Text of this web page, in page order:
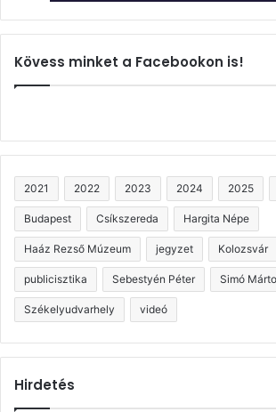
Kövess minket a Facebookon is!
2021 2022 2023 2024 2025
Budapest Csíkszereda Hargita Népe
Haáz Rezső Múzeum jegyzet Kolozsvár
publicisztika Sebestyén Péter Simó
Székelyudvarhely videó
Hirdetés